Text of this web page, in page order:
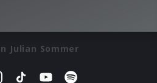
Julian Sommer